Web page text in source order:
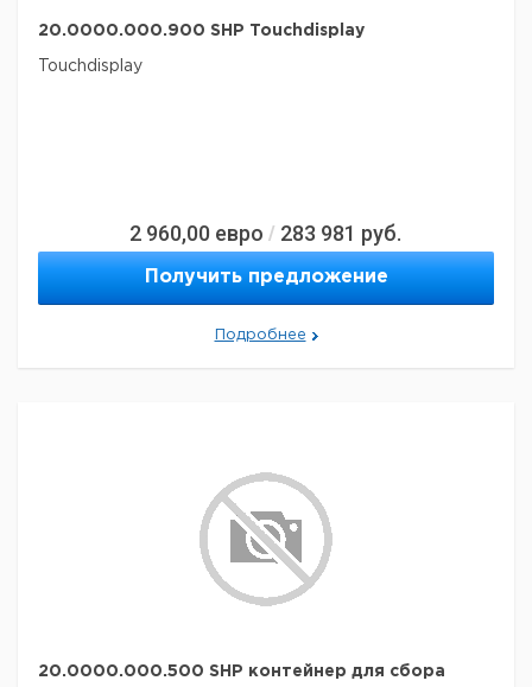
20.0000.000.900 SHP Touchdisplay
Touchdisplay
2 960,00 евро / 283 981 руб.
Получить предложение
Подробнее
20.0000.000.500 SHP контейнер для сбора